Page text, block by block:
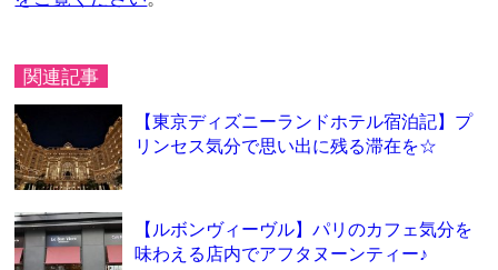
関連記事
【東京ディズニーランドホテル宿泊記】プ
リンセス気分で思い出に残る滞在を☆
【ルボンヴィーヴル】パリのカフェ気分を
味わえる店内でアフタヌーンティー♪